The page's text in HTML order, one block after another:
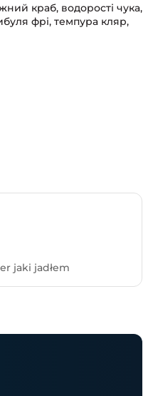
краб, водорості чука,
фрі, темпура кляр,
jaki jadłem